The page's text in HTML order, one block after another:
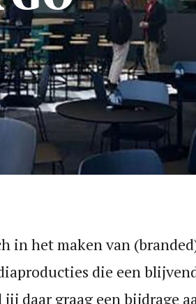
in het maken van
die een
daar graag een bijdrage